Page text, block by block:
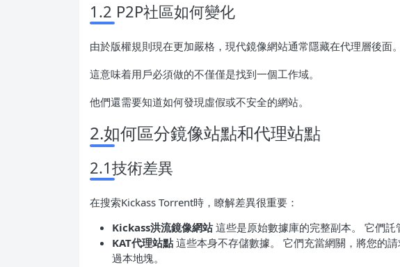
1.2 P2P社區如何變化
由於版權規則現在更加嚴格，現代鏡像網站通常隱藏在代理層後面。
這意味着用戶必須做的不僅僅是找到一個工作域。
他們還需要知道如何發現虛假或不安全的網站。
2.如何區分鏡像站點和代理站點
2.1技術差異
在搜索Kickass Torrent時，瞭解差異很重要：
Kickass洪流鏡像網站這些是原始數據庫的完整副本。 它們託
KAT代理站點 這些本身不存儲數據。 它們充當網關，將您的
過本地塊。